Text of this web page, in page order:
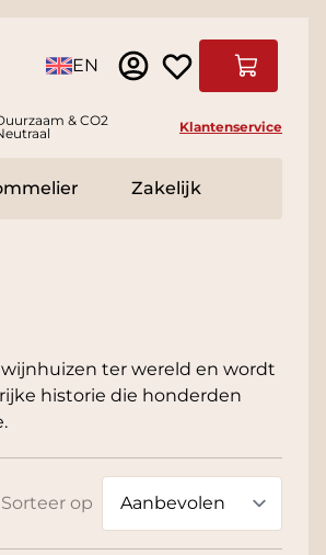
Taal EN
& CO2
Klantenservice
for Accessoires
Zakelijk
ter wereld en wordt
historie die honderden
Sorteer op